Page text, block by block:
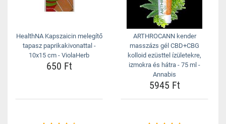
HealthNA Kapszaicin melegítő
tapasz paprikakivonattal -
10x15 cm - ViolaHerb
650 Ft
ARTHROCANN kender
masszázs gél CBD+CBG
kolloid ezüsttel ízületekre,
izmokra és hátra - 75 ml -
Annabis
5945 Ft